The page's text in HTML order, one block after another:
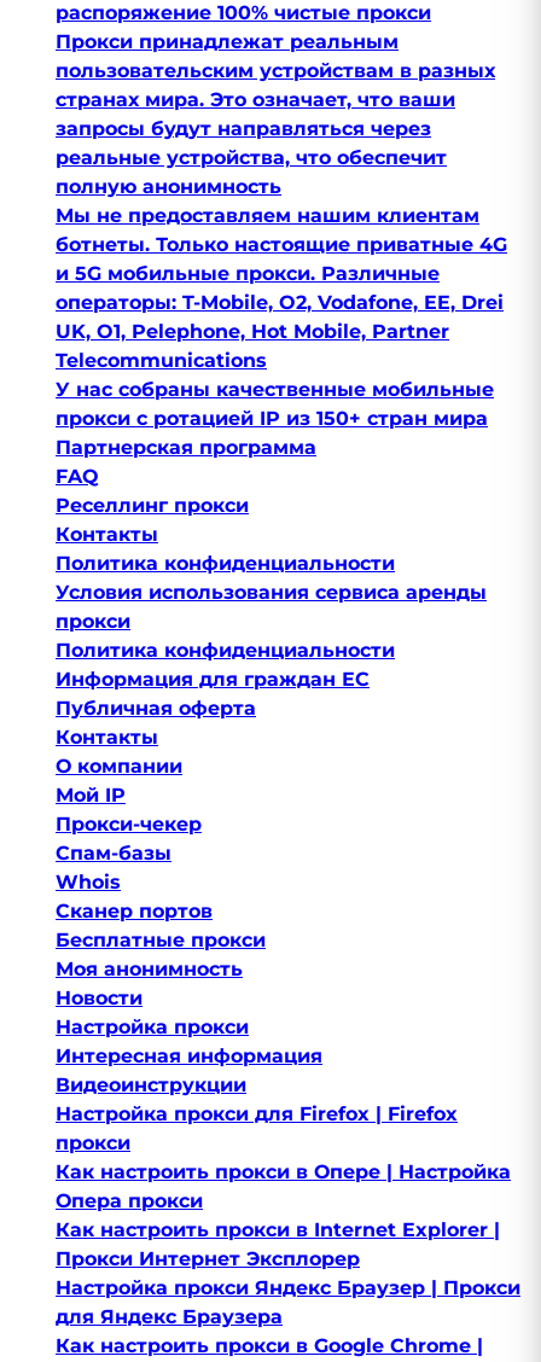
распоряжение 100% чистые прокси
Прокси принадлежат реальным
пользовательским устройствам в разных
странах мира. Это означает, что ваши
запросы будут направляться через
реальные устройства, что обеспечит
полную анонимность
Мы не предоставляем нашим клиентам
ботнеты. Только настоящие приватные 4G
и 5G мобильные прокси. Различные
операторы: T-Mobile, O2, Vodafone, EE, Drei
UK, O1, Pelephone, Hot Mobile, Partner
Telecommunications
У нас собраны качественные мобильные
прокси с ротацией IP из 150+ стран мира
Партнерская программа
FAQ
Реселлинг прокси
Контакты
Политика конфиденциальности
Условия использования сервиса аренды
прокси
Политика конфиденциальности
Информация для граждан ЕС
Публичная оферта
Контакты
О компании
Мой IP
Прокси-чекер
Спам-базы
Whois
Сканер портов
Бесплатные прокси
Моя анонимность
Новости
Настройка прокси
Интересная информация
Видеоинструкции
Настройка прокси для Firefox | Firefox
прокси
Как настроить прокси в Опере | Настройка
Опера прокси
Как настроить прокси в Internet Explorer |
Прокси Интернет Эксплорер
Настройка прокси Яндекс Браузер | Прокси
для Яндекс Браузера
Как настроить прокси в Google Chrome |